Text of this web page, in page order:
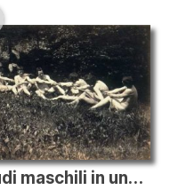
Nudi maschili in una seduta Tug of War